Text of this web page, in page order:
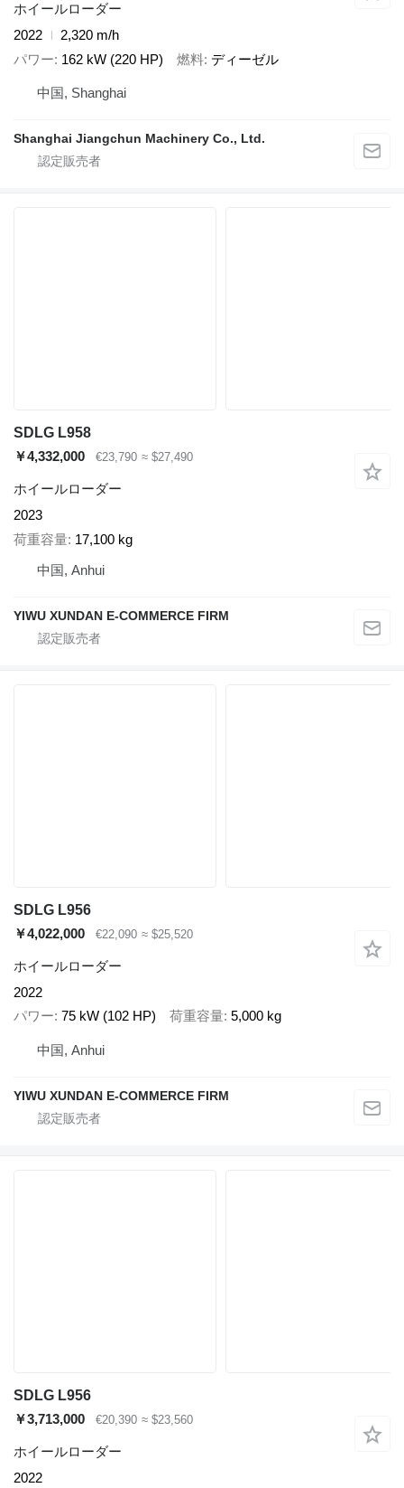
ホイールローダー
2022
2,320 m/h
パワー 162 kW (220 HP) 燃料 ディーゼル
中国, Shanghai
Shanghai Jiangchun Machinery Co., Ltd.
SDLG L958
￥4,332,000
€23,790 ≈ $27,490
ホイールローダー
2023
荷重容量 17,100 kg
中国, Anhui
YIWU XUNDAN E-COMMERCE FIRM
SDLG L956
￥4,022,000
€22,090 ≈ $25,520
ホイールローダー
2022
パワー 75 kW (102 HP) 荷重容量 5,000 kg
中国, Anhui
YIWU XUNDAN E-COMMERCE FIRM
SDLG L956
￥3,713,000
€20,390 ≈ $23,560
ホイールローダー
2022